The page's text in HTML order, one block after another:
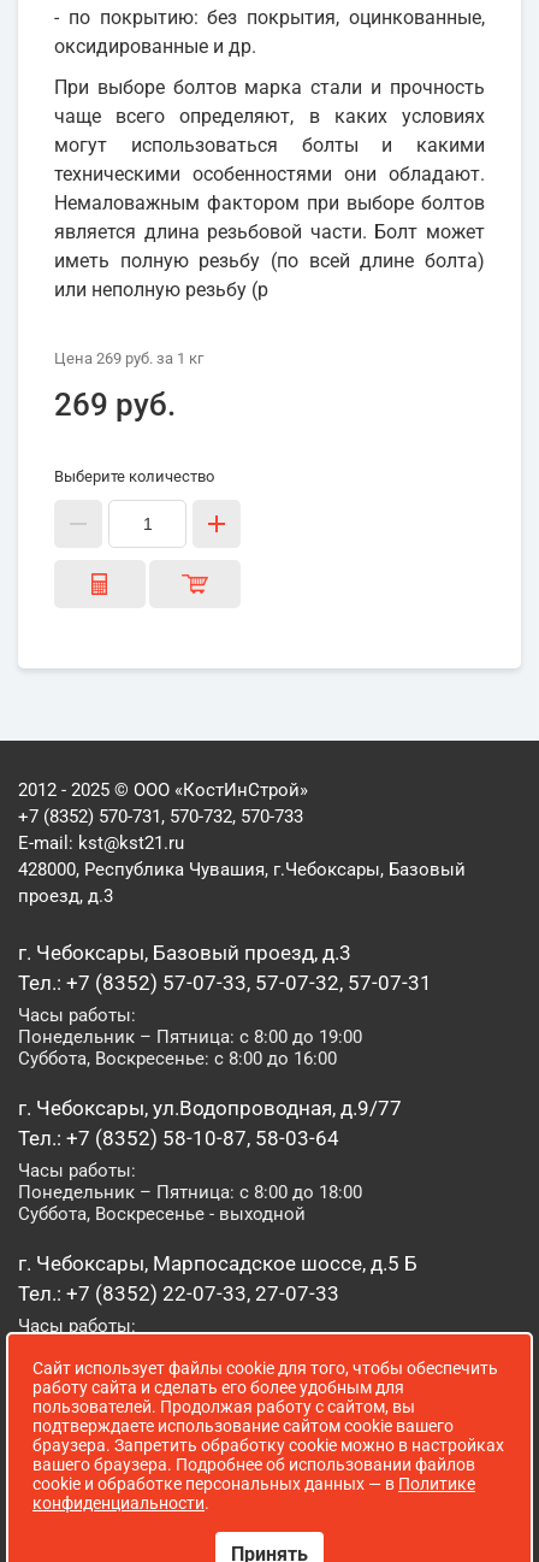
- по покрытию: без покрытия, оцинкованные,
оксидированные и др.
При выборе болтов марка стали и прочность
чаще всего определяют, в каких условиях
могут использоваться болты и какими
техническими особенностями они обладают.
Немаловажным фактором при выборе болтов
является длина резьбовой части. Болт может
иметь полную резьбу (по всей длине болта)
или неполную резьбу (р
Цена 269 руб. за 1 кг
269 руб.
Выберите количество
2012 - 2025 © ООО «КостИнСтрой»
+7 (8352) 570-731, 570-732, 570-733
E-mail: kst@kst21.ru
428000, Республика Чувашия, г.Чебоксары, Базовый
проезд, д.3
г. Чебоксары, Базовый проезд, д.3
Тел.: +7 (8352) 57-07-33, 57-07-32, 57-07-31
Часы работы:
Понедельник – Пятница: с 8:00 до 19:00
Суббота, Воскресенье: с 8:00 до 16:00
г. Чебоксары, ул.Водопроводная, д.9/77
Тел.: +7 (8352) 58-10-87, 58-03-64
Часы работы:
Понедельник – Пятница: с 8:00 до 18:00
Суббота, Воскресенье - выходной
г. Чебоксары, Марпосадское шоссе, д.5 Б
Тел.: +7 (8352) 22-07-33, 27-07-33
Часы работы:
Суббота, Воскресенье: с 8:00 до 16:00
г. Йошкар-Ола, ул. Луначарского, д. 52 А
Тел.: (8362) 41-07-31
Часы работы:
Понедельник – Пятница: с 8:00 до 18:00
Сайт использует файлы cookie для того, чтобы обеспечить
работу сайта и сделать его более удобным для
пользователей. Продолжая работу с сайтом, вы
подтверждаете использование сайтом cookie вашего
браузера. Запретить обработку cookie можно в настройках
вашего браузера. Подробнее об использовании файлов
cookie и обработке персональных данных — в Политике
конфиденциальности.
Принять